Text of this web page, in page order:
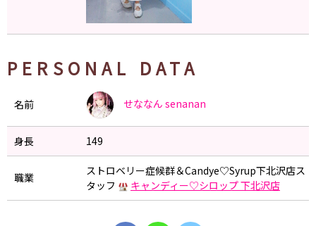
PERSONAL DATA
名前 せななん senanan
身長 149
職業
ストロベリー症候群＆Candye♡Syrup下北沢店ス
タッフ
キャンディー♡シロップ 下北沢店